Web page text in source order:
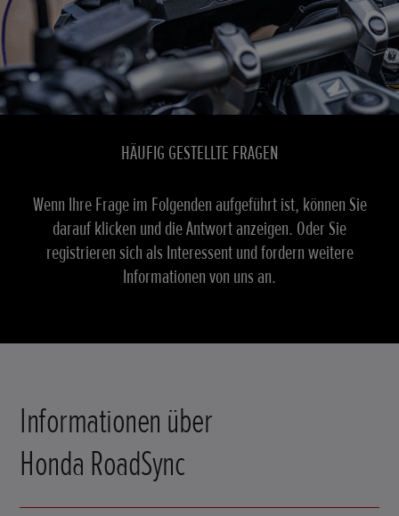
HÄUFIG GESTELLTE FRAGEN
Wenn Ihre Frage im Folgenden aufgeführt ist, können Sie
darauf klicken und die Antwort anzeigen. Oder Sie
registrieren sich als Interessent und fordern weitere
Informationen von uns an.
Informationen über
Honda RoadSync